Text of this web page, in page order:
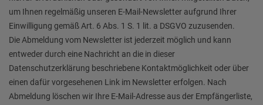
um Ihnen regelmäßig unseren E-Mail-Newsletter aufgrund Ihrer
Einwilligung gemäß Art. 6 Abs. 1 S. 1 lit. a DSGVO zuzusenden.
Die Abmeldung vom Newsletter ist jederzeit möglich und kann
entweder durch eine Nachricht an die in dieser
Datenschutzerklärung beschriebene Kontaktmöglichkeit oder über
einen dafür vorgesehenen Link im Newsletter erfolgen. Nach
Abmeldung löschen wir Ihre E-Mail-Adresse aus der Empfängerliste,